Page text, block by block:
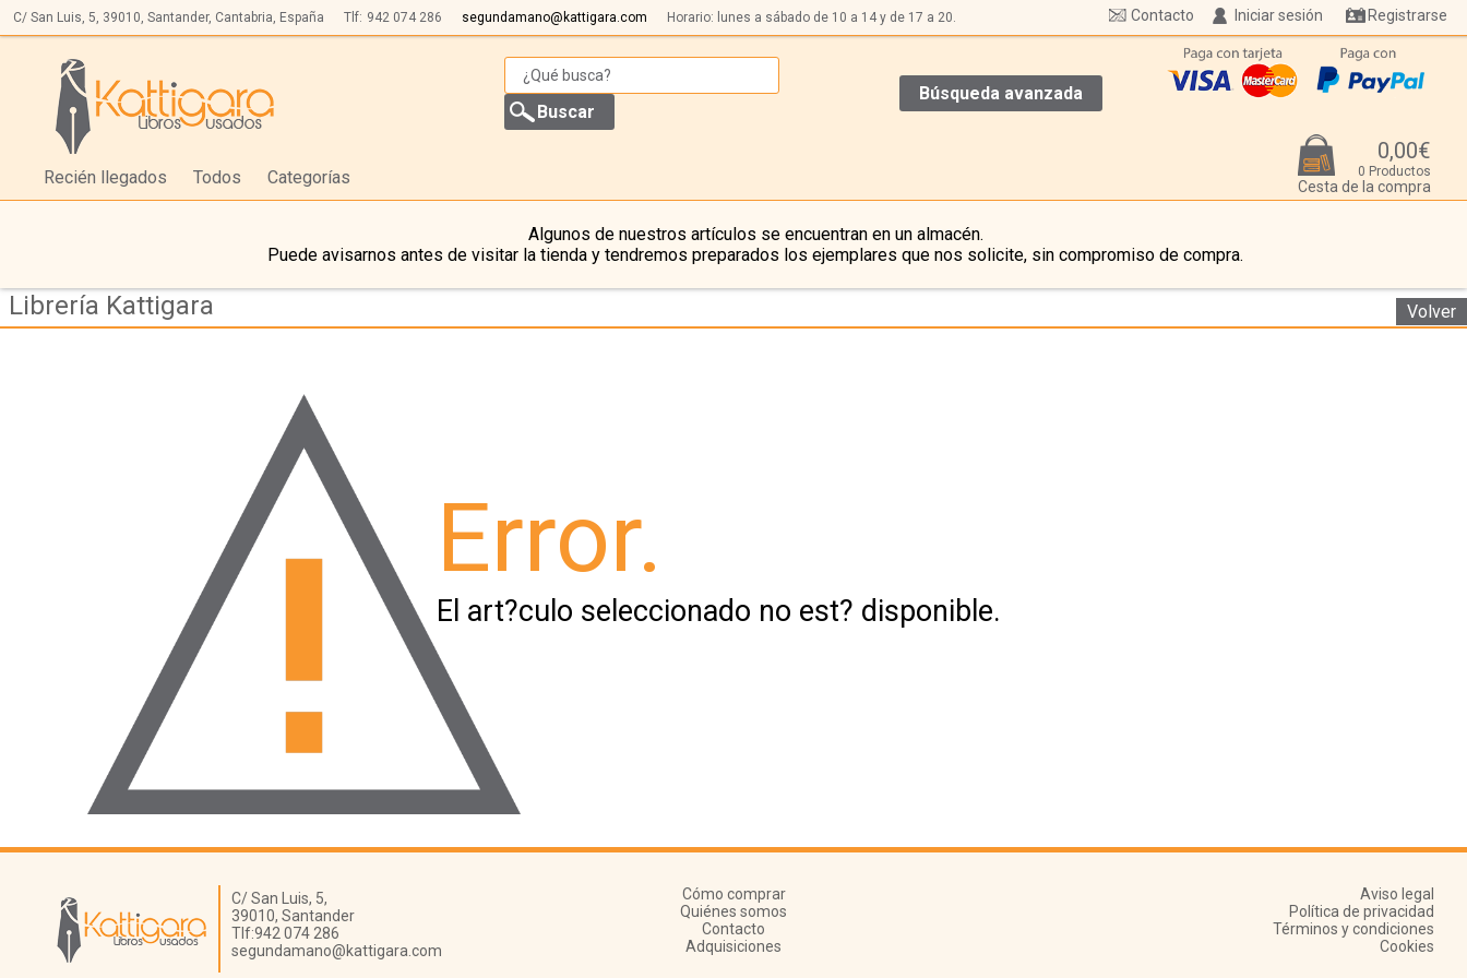
C/ San Luis, 5, 39010, Santander, Cantabria, España Tlf: 942 074 286 segundamano@kattigara.com Horario: lunes a sábado de 10 a 14 y de 17 a 20. Iniciar sesión Registrarse
Contacto
Búsqueda avanzada
Recién llegados Todos Categorías
0,00€
0 Productos
Cesta de la compra
Algunos de nuestros artículos se encuentran en un almacén.
Puede avisarnos antes de visitar la tienda y tendremos preparados los ejemplares que nos solicite, sin compromiso de compra.
Librería Kattigara Volver
Error.
El art?culo seleccionado no est? disponible.
Librería Kattigara
C/ San Luis, 5,
39010, Santander
Tlf:942 074 286
segundamano@kattigara.com
Cómo comprar
Quiénes somos
Contacto
Adquisiciones
Aviso legal
Política de privacidad
Términos y condiciones
Cookies